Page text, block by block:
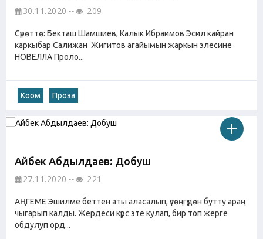
30.11.2020 209
Сүрөттө: Бекташ Шамшиев, Калык Ибраимов Эсил кайран
каркыбар Салижан Жигитов агайымын жаркын элесине
НОВЕЛЛА Проло...
Коом Проза
Айбек Абдылдаев: Добуш
27.11.2020 221
АҢГЕМЕ Эшилме беттен аты аласалып, үзөңгүдөн бутту араң
чыгарып калды. Жердеси күрс эте кулап, бир топ жерге
обдулуп орд...